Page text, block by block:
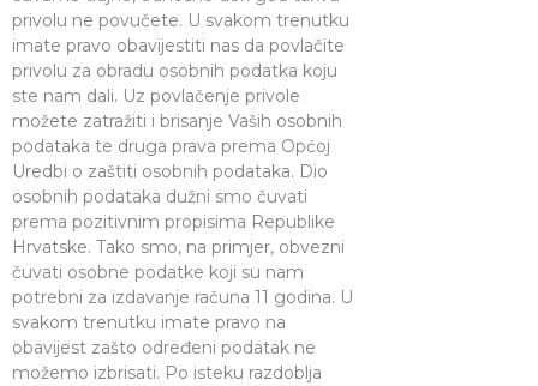
privolu ne povučete. U svakom trenutku
imate pravo obavijestiti nas da povlačite
privolu za obradu osobnih podatka koju
ste nam dali. Uz povlačenje privole
možete zatražiti i brisanje Vaših osobnih
podataka te druga prava prema Općoj
Uredbi o zaštiti osobnih podataka. Dio
osobnih podataka dužni smo čuvati
prema pozitivnim propisima Republike
Hrvatske. Tako smo, na primjer, obvezni
čuvati osobne podatke koji su nam
potrebni za izdavanje računa 11 godina. U
svakom trenutku imate pravo na
obavijest zašto određeni podatak ne
možemo izbrisati. Po isteku razdoblja